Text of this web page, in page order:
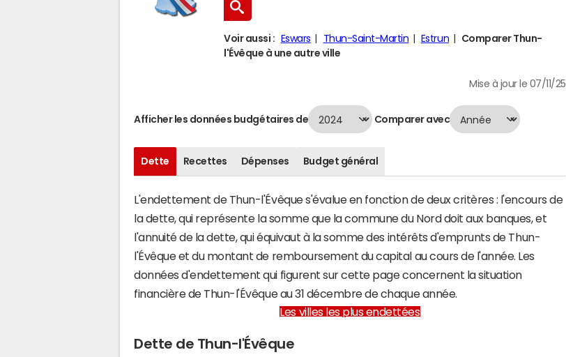
Voir aussi : Eswars Thun-Saint-Martin Estrun
Comparer Thun-
l'Évêque à une autre ville
Mise à jour le 07/11/25
Afficher les données budgétaires de Comparer avec
Dette Recettes Dépenses Budget général
L'endettement de Thun-l'Évêque s'évalue en fonction de deux critères : l'encours de
la dette, qui représente la somme que la commune du Nord doit aux banques, et
l'annuité de la dette, qui équivaut à la somme des intérêts d'emprunts de Thun-
l'Évêque et du montant de remboursement du capital au cours de l'année. Les
données d'endettement qui figurent sur cette page concernent la situation
financière de Thun-l'Évêque au 31 décembre de chaque année.
Les villes les plus endettées
Dette de Thun-l'Évêque